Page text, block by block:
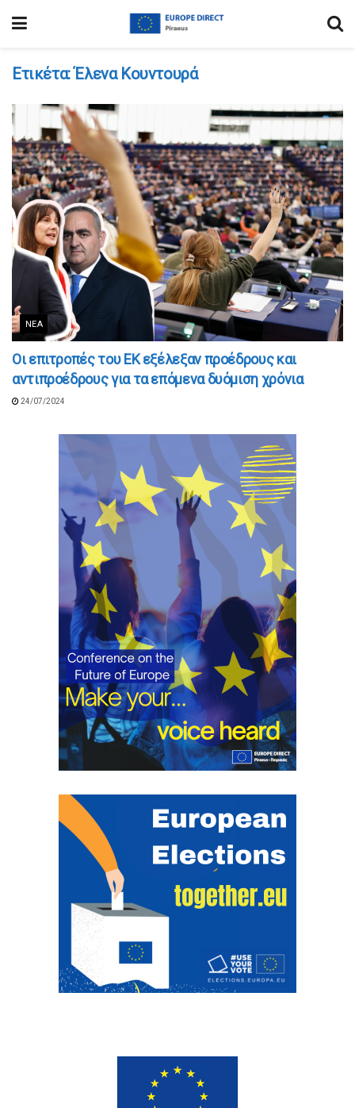
Ετικέτα:Έλενα Κουντουρά
ΝΈΑ
Οι επιτροπές του ΕΚ εξέλεξαν προέδρους και
αντιπροέδρους για τα επόμενα δυόμιση χρόνια
24/07/2024